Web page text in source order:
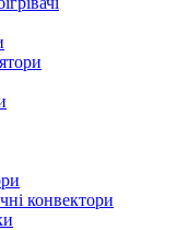
конвектори